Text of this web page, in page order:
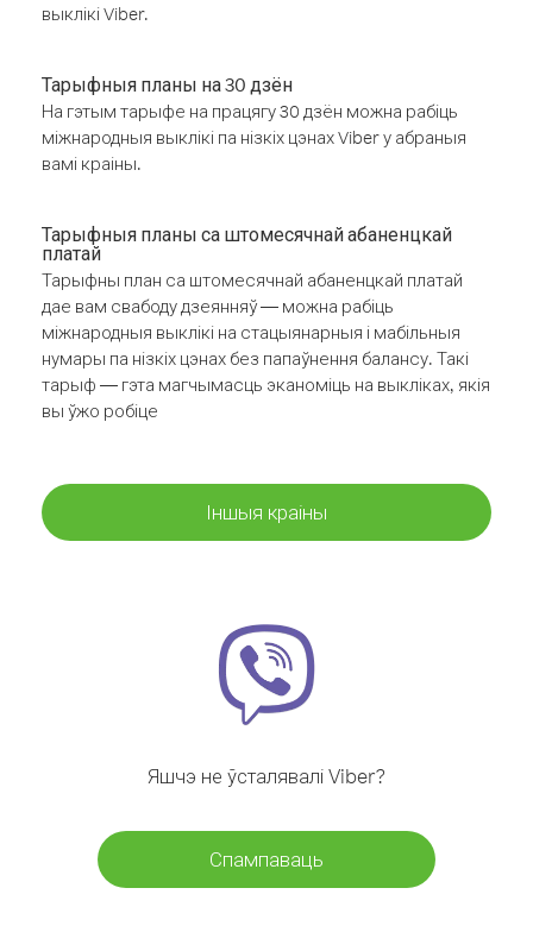
выклікі Viber.
Тарыфныя планы на 30 дзён
На гэтым тарыфе на працягу 30 дзён можна рабіць
міжнародныя выклікі па нізкіх цэнах Viber у абраныя
вамі краіны.
Тарыфныя планы са штомесячнай абаненцкай
платай
Тарыфны план са штомесячнай абаненцкай платай
дае вам свабоду дзеянняў — можна рабіць
міжнародныя выклікі на стацыянарныя і мабільныя
нумары па нізкіх цэнах без папаўнення балансу. Такі
тарыф — гэта магчымасць эканоміць на выкліках, якія
вы ўжо робіце
Іншыя краіны
Яшчэ не ўсталявалі Viber?
Спампаваць